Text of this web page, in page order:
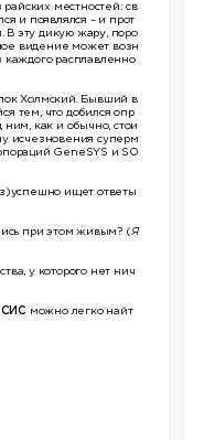
райских местностей: св
и появлялся – и прот
эту дикую жару, поро
видение может возн
каждого расплавленно
Холмский. Бывший в
тем, что добился опр
ним, как и обычно, стои
исчезновения суперм
GeneSYS и SO
ищет ответы
при этом живым? ( Я
у которого нет нич
можно легко найт